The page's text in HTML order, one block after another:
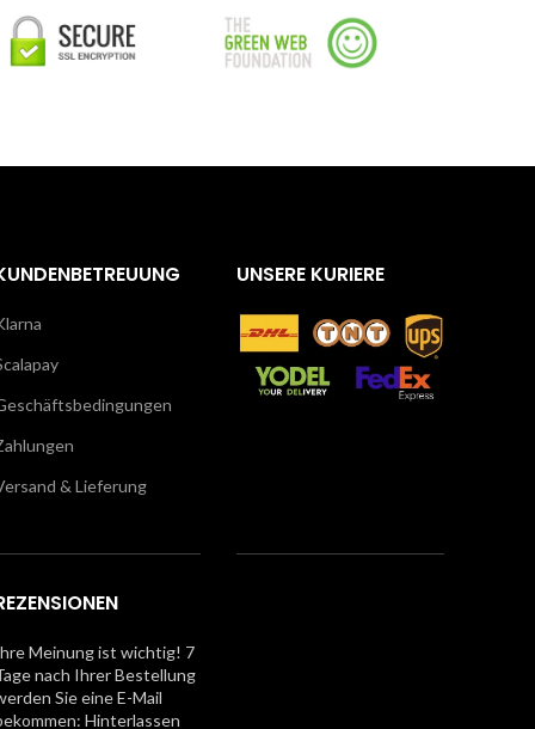
& Lieferung
Meinung ist wichtig! 7
nach Ihrer Bestellung
Sie eine E-Mail
Hinterlassen
UNSERE KURIERE